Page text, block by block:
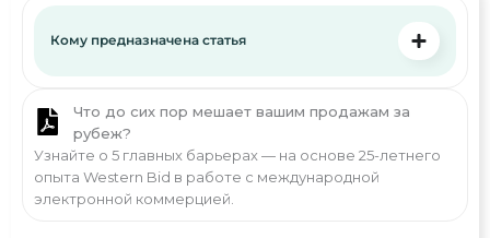
Кому предназначена статья
Что до сих пор мешает вашим продажам за
рубеж?
Узнайте о 5 главных барьерах — на основе 25-летнего
опыта Western Bid в работе с международной
электронной коммерцией.